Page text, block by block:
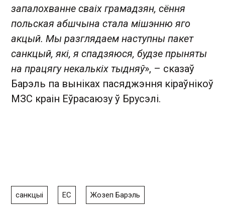
запалохванне сваіх грамадзян, сёння
польская абшчына стала мішэнню яго
акцый. Мы разглядаем наступны пакет
санкцый, які, я спадзяюся, будзе прыняты
на працягу некалькіх тыдняў», – сказаў
Барэль па выніках пасяджэння кіраўнікоў
МЗС краін Еўрасаюзу ў Брусэлі.
санкцыі ЕС Жозеп Барэль